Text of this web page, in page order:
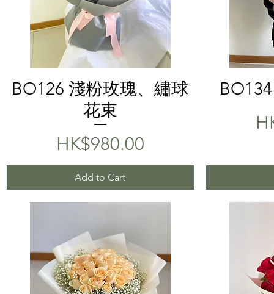
Quick View
BO126 淺粉玫瑰、繡球
花束
Price
HK$980.00
Add to Cart